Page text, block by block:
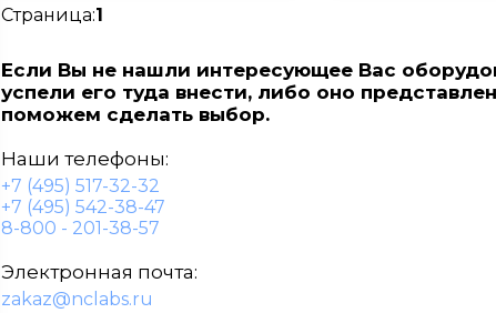
Страница:1
Если Вы не нашли интересующее Вас
успели его туда внести, либо оно
поможем сделать выбор.
Наши телефоны:
+7 (495) 517-32-32
+7 (495) 542-38-47
8-800 - 201-38-57
Электронная почта:
zakaz@nclabs.ru